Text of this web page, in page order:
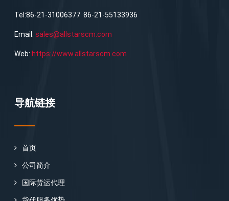
Tel:86-21-31006377 86-21-55133936
Email:sales@allstarscm.com
Web: https://www.allstarscm.com
导航链接
首页
公司简介
国际货运代理